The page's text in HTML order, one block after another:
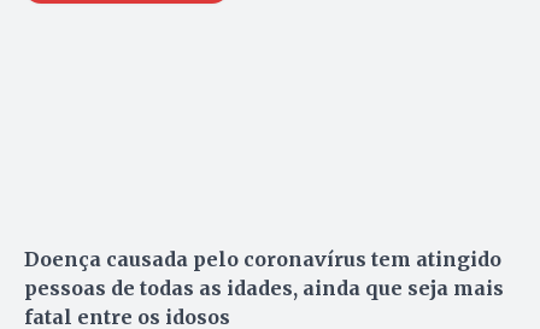
Doença causada pelo coronavírus tem atingido
pessoas de todas as idades, ainda que seja mais
fatal entre os idosos